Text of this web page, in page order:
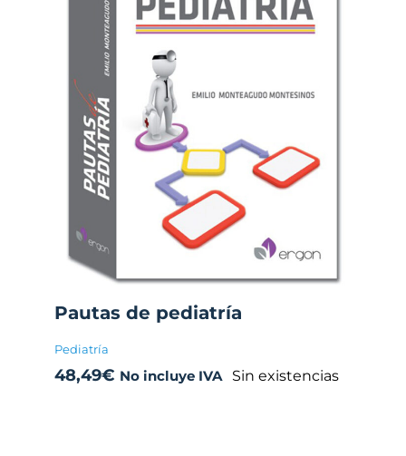
Pautas de pediatría
Pediatría
48,49€ No incluye IVA Sin existencias